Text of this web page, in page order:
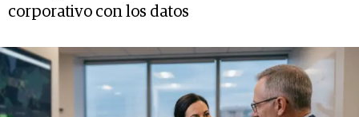
corporativo con los datos